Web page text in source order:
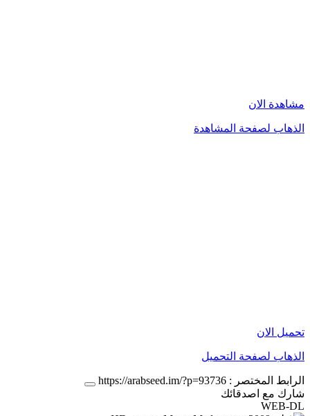
مشاهدة الان
الذهاب لصفحة المشاهدة
تحميل الان
الذهاب لصفحة التحميل
الرابط المختصر : https://arabseed.im/?p=93736
شارك مع اصدقائك
WEB-DL